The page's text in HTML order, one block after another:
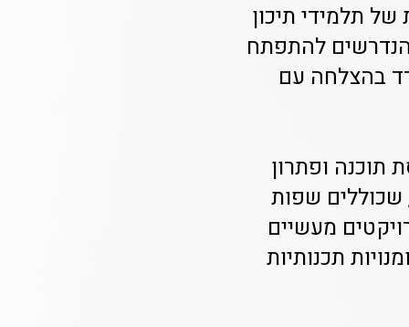
תלמידי תיכון
להתפתח
בהצלחה עם
תוכנה ופתרון
שכוללים שפות
מעשיים
תכנותיות